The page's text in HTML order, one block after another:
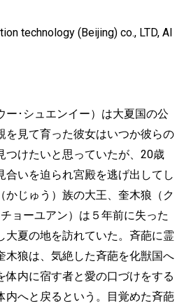
technology (Beijing) co., LTD, Al
ー･シュエンイー）は大夏国の公
を見て育った彼女はいつか彼らの
つけたいと思っていたが、20歳
合いを迫られ宮殿を逃げ出してし
かじゅう）族の大王、奎木狼（ク
ョーユアン）は５年前に失った
大夏の地を訪れていた。斉葩に霊
木狼は、気絶した斉葩を化獣国へ
体内に宿す者と愛の口づけをする
内へと戻るという。目覚めた斉葩